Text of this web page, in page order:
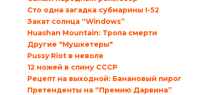
Сто одна загадка субмарины I-52
Закат солнца “Windows”
Huashan Mountain: Тропа смерти
Другие "Мушкетеры"
Pussy Riot в неволе
12 ножей в спину СССР
Рецепт на выходной: Банановый пирог
Претенденты на “Премию Дарвина”